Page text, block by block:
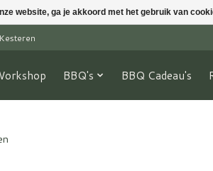
BBQ's BBQ Cadeau's
website, ga je akkoord met het gebruik van